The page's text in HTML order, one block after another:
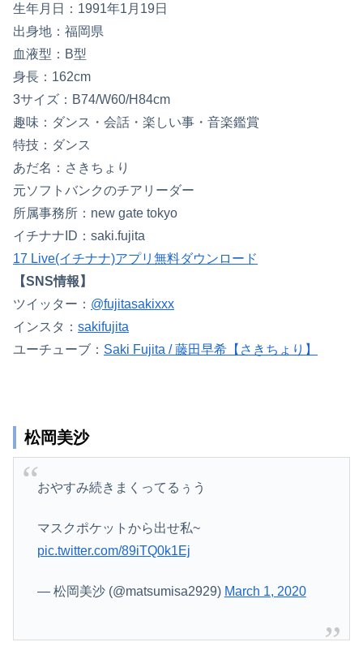
生年月日：1991年1月19日
出身地：福岡県
血液型：B型
身長：162cm
3サイズ：B74/W60/H84cm
趣味：ダンス・会話・楽しい事・音楽鑑賞
特技：ダンス
あだ名：さきちょり
元ソフトバンクのチアリーダー
所属事務所：new gate tokyo
イチナナID：saki.fujita
17 Live(イチナナ)アプリ無料ダウンロード
【SNS情報】
ツイッター： @fujitasakixxx
インスタ： sakifujita
ユーチューブ： Saki Fujita / 藤田早希【さきちょり】
松岡美沙
おやすみ続きまくってるぅう
マスクポケットから出せ私~
pic.twitter.com/89iTQ0k1Ej
— 松岡美沙 (@matsumisa2929) March 1, 2020